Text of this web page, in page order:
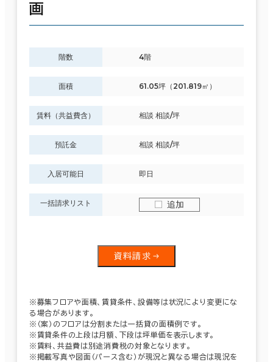
画
階数 4階
面積 61.05坪（201.819㎡）
賃料（共益費含） 相談 相談/坪
預託金 相談 相談/坪
入居可能日 即日
一括請求リスト 追加
資料請求
※募集フロアや面積、賃貸条件、設備等は状況により変更にな
る場合があります。
※（案）のフロアは分割または一括貸の面積例です。
※賃貸条件の上段は月額、下段は坪単価を表示します。
※賃料、共益費は別途消費税の対象となります。
※掲載写真や図面（パース含む）が現況と異なる場合は現況を